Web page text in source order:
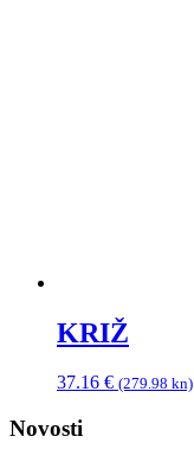
KRIŽ
37.16 € (279.98 kn)
Novosti